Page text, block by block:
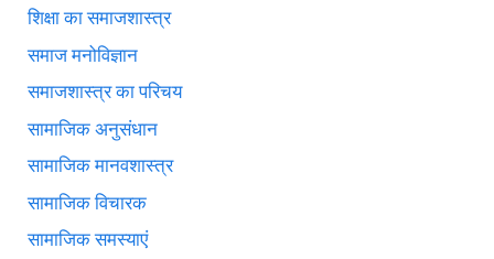
शिक्षा का समाजशास्त्र
समाज मनोविज्ञान
समाजशास्त्र का परिचय
सामाजिक अनुसंधान
सामाजिक मानवशास्त्र
सामाजिक विचारक
सामाजिक समस्याएं